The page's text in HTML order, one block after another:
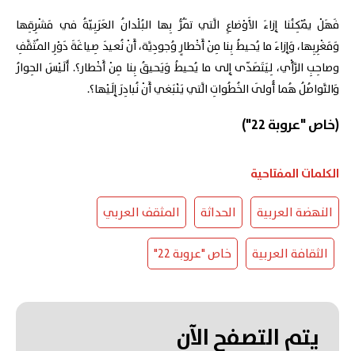
فَهَلْ يُمْكِنُنا إِزاءَ الأَوْضاعِ الَّتي تَمُرُّ بِها البُلْدانُ العَرَبِيّةُ في مَشْرِقِها
وَمَغْرِبِها، وَإِزاءَ ما يُحيطُ بِنا مِنْ أَخْطارٍ وُجودِيَّة، أَنْ نُعيدَ صِياغَةَ دَوْرِ المُثَقَّفِ
وصاحِبِ الرَّأْي، لِيَتَصَدّى إِلى ما يُحيطُ وَيَحيقُ بِنا مِنْ أَخْطار؟. أَلَيْسَ الحِوارُ
وَالتَّواصُلُ هُما أُولَى الخُطُواتِ الَّتي يَنْبَغي أَنْ نُبادِرَ إِلَيْها؟.
(خاص "عروبة 22")
الكلمات المفتاحية
النهضة العربية الحداثة المثقف العربي
الثقافة العربية خاص "عروبة 22"
يتم التصفح الآن